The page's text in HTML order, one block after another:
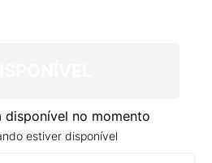
no momento
estiver disponível